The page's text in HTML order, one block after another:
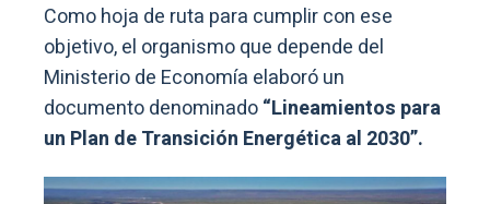
Como hoja de ruta para cumplir con ese
objetivo, el organismo que depende del
Ministerio de Economía elaboró un
documento denominado“Lineamientos para
un Plan de Transición Energética al 2030”.